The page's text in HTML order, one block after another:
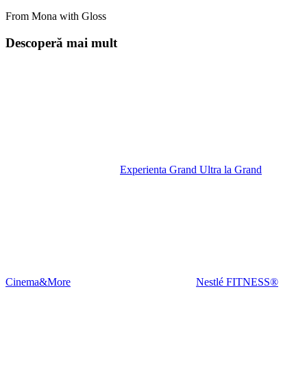
From Mona with Gloss
Descoperă mai mult
Experienta Grand Ultra la Grand
Cinema&More Nestlé FITNESS®